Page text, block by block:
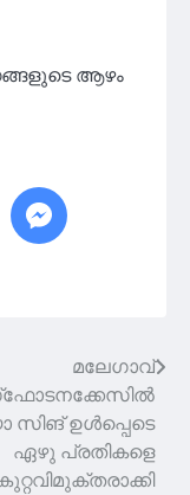
ആഴം
മലേഗാവ്
സിങ് ഉള്‍പ്പെടെ
ഏഴു പ്രതികളെ